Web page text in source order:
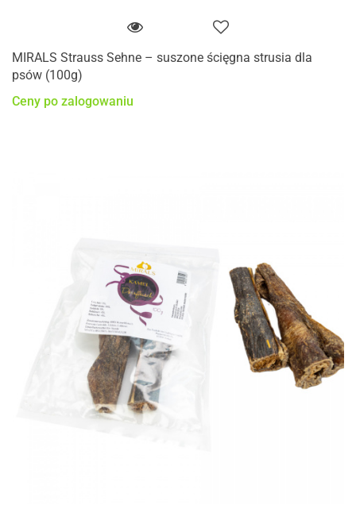
MIRALS Strauss Sehne – suszone ścięgna strusia dla
psów (100g)
Ceny po zalogowaniu